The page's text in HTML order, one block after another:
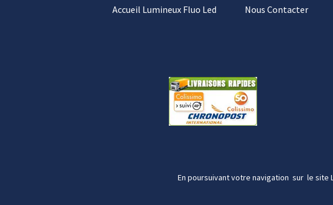
Accueil Lumineux Fluo Led Nous Contacter
En poursuivant votre navigation sur le site